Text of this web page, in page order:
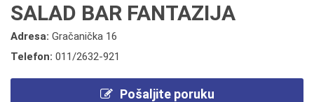
SALAD BAR FANTAZIJA
Adresa: Gračanička 16
Telefon: 011/2632-921
Pošaljite poruku